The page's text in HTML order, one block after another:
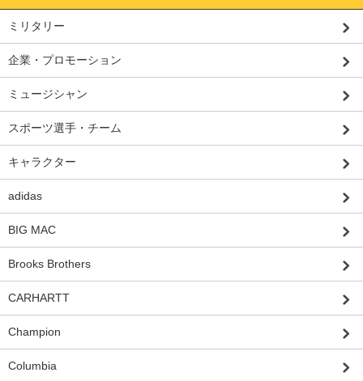
ミリタリー
企業・プロモーション
ミュージシャン
スポーツ選手・チーム
キャラクター
adidas
BIG MAC
Brooks Brothers
CARHARTT
Champion
Columbia